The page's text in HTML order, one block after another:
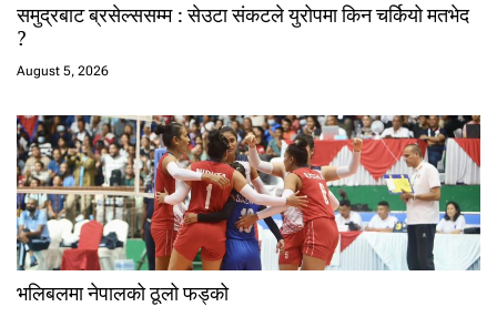
समुद्रबाट ब्रसेल्ससम्म : सेउटा संकटले युरोपमा किन चर्कियो मतभेद
?
August 5, 2026
भलिबलमा नेपालको ठूलो फड्को